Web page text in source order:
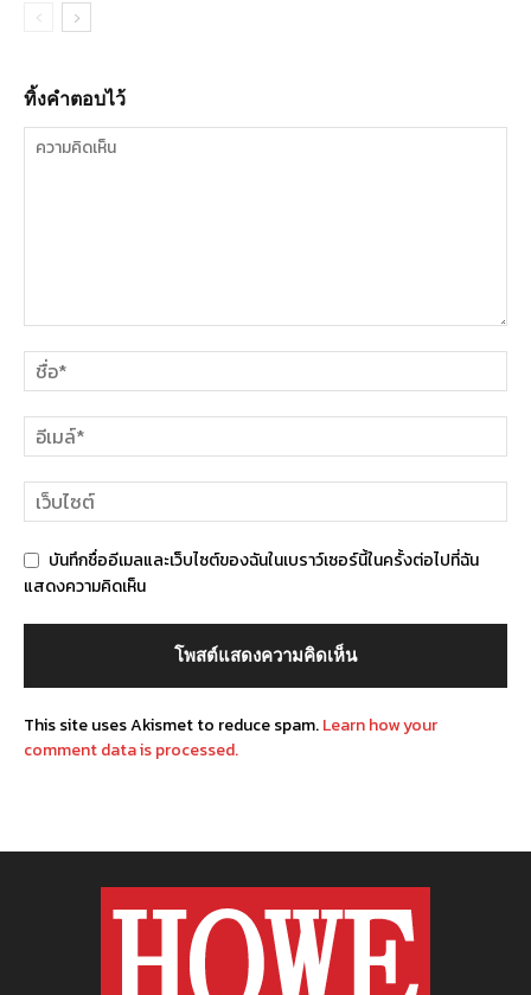
ทิ้งคำตอบไว้
บันทึกชื่ออีเมลและเว็บไซต์ของฉันในเบราว์เซอร์นี้ในครั้งต่อไปที่ฉัน
แสดงความคิดเห็น
This site uses Akismet to reduce spam.Learn how your
comment data is processed.